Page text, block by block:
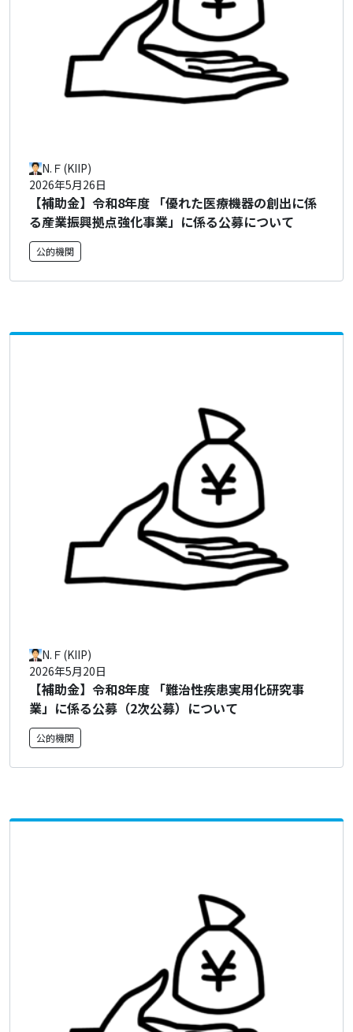
【補助金】令和8年度 「優れた医療機器の創出に係
る産業振興拠点強化事業」に係る公募について
2026年5月26日
N.Ｆ(KIIP)
公的機関
【補助金】令和8年度 「難治性疾患実用化研究事
業」に係る公募（2次公募）について
2026年5月20日
N.Ｆ(KIIP)
公的機関